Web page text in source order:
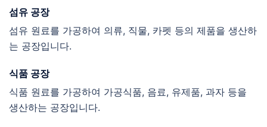
섬유 공장
섬유 원료를 가공하여 의류, 직물, 카펫 등의 제품을 생산하
는 공장입니다.
식품 공장
식품 원료를 가공하여 가공식품, 음료, 유제품, 과자 등을
생산하는 공장입니다.